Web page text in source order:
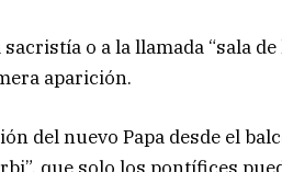
o a la llamada “sala
aparición.
del nuevo Papa desde el